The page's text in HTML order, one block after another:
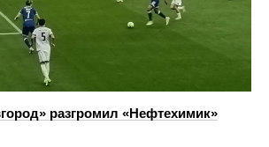
разгромил «Нефтехимик»